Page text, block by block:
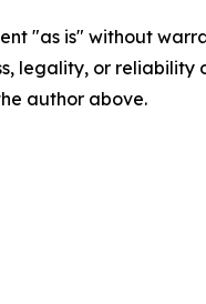
"as is" without
legality, or
author above.